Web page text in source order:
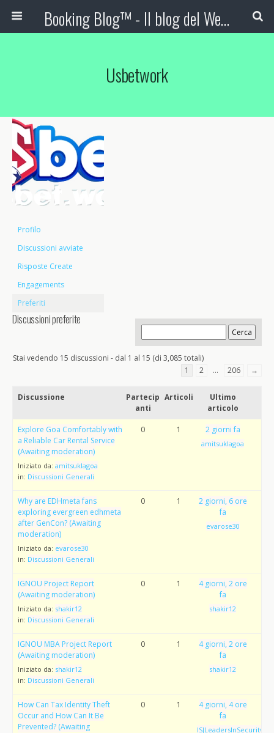
Booking Blog™ - Il blog del Web Marketing Turistico
Usbetwork
Profilo
Discussioni avviate
Risposte Create
Engagements
Preferiti
Discussioni preferite
Stai vedendo 15 discussioni - dal 1 al 15 (di 3,085 totali)
1
2 … 206 →
Discussione
Partecip
anti
Articoli
Ultimo
articolo
Explore Goa Comfortably with
a Reliable Car Rental Service
(Awaiting moderation)
Iniziato da: amitsuklagoa
in: Discussioni Generali
0 1 2 giorni fa
amitsuklagoa
Why are EDHmeta fans
exploring evergreen edhmeta
after GenCon? (Awaiting
moderation)
Iniziato da: evarose30
in: Discussioni Generali
0 1
2 giorni, 6 ore
fa
evarose30
IGNOU Project Report
(Awaiting moderation)
Iniziato da: shakir12
in: Discussioni Generali
0 1
4 giorni, 2 ore
fa
shakir12
IGNOU MBA Project Report
(Awaiting moderation)
Iniziato da: shakir12
in: Discussioni Generali
0 1
4 giorni, 2 ore
fa
shakir12
How Can Tax Identity Theft
Occur and How Can It Be
Prevented? (Awaiting
0 1
4 giorni, 4 ore
fa